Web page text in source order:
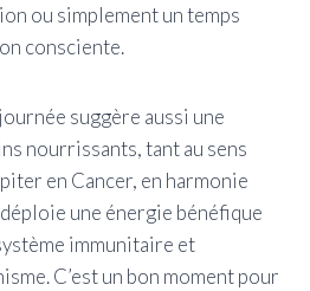
ou simplement un temps
consciente.
suggère aussi une
nourrissants, tant au sens
en Cancer, en harmonie
une énergie bénéfique
immunitaire et
C’est un bon moment pour